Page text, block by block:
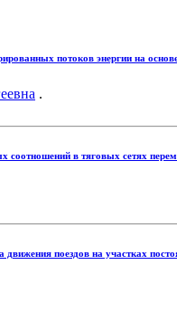
потоков энергии на
.
в тяговых сетях
поездов на участках